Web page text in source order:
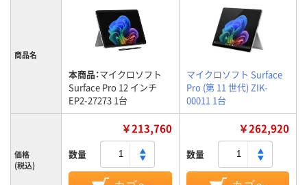
商品名
本商品：マイクロソフト
Surface Pro 12 インチ
EP2-27273 1台
マイクロソフト Surface
Pro (第 11 世代) ZIK-
00011 1台
価格
(税込)
￥213,760
数量
￥262,920
数量